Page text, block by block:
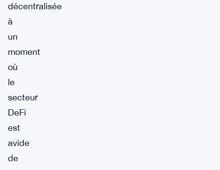
décentralisée
à
un
moment
où
le
secteur
DeFi
est
avide
de